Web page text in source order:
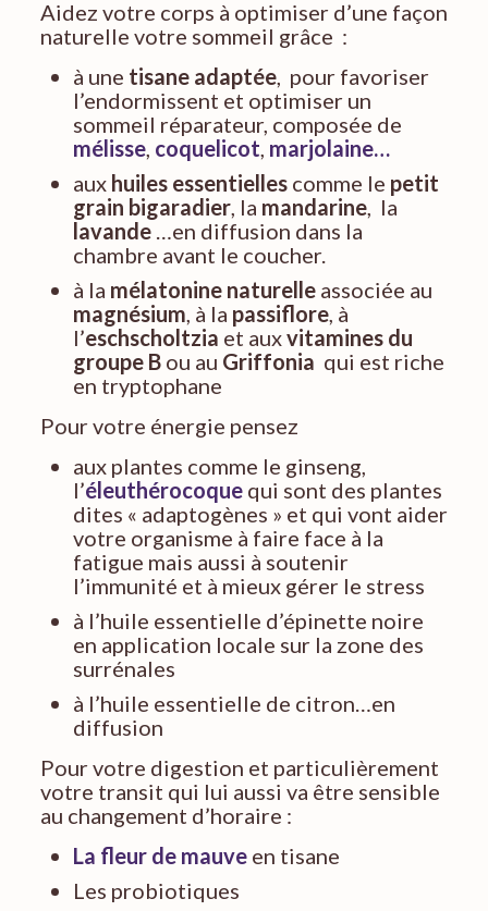
Aidez votre corps à optimiser d’une façon
naturelle votre sommeil grâce :
à une tisane adaptée, pour favoriser
l’endormissent et optimiser un
sommeil réparateur, composée de
mélisse, coquelicot, marjolaine…
aux huiles essentiellescomme le petit
grain bigaradier, la mandarine, la
lavande…en diffusion dans la
chambre avant le coucher.
à la mélatonine naturelleassociée au
magnésium, à la passiflore, à
l’eschscholtzia et auxvitamines du
groupe Bou au Griffonia qui est riche
en tryptophane
Pour votre énergie pensez
aux plantes comme le ginseng,
l’éleuthérocoquequi sont des plantes
dites « adaptogènes » et qui vont aider
votre organisme à faire face à la
fatigue mais aussi à soutenir
l’immunité et à mieux gérer le stress
à l’huile essentielle d’épinette noire
en application locale sur la zone des
surrénales
à l’huile essentielle de citron…en
diffusion
Pour votre digestion et particulièrement
votre transit qui lui aussi va être sensible
au changement d’horaire :
La fleur de mauveen tisane
Les probiotiques